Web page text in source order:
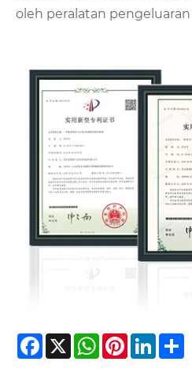
oleh peralatan
Facebook
X WhatsAppPinterestLinkedIn